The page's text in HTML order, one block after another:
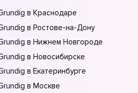
в Краснодаре
в Ростове-на-Донy
в Нижнем Новгороде
в Новосибирске
в Екатеринбурге
в Москве